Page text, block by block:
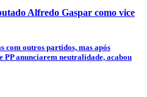
Alfredo Gaspar como vice
com outros partidos, mas após
PP anunciarem neutralidade, acabou